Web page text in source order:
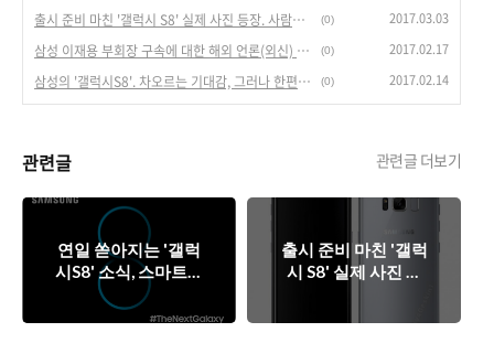
출시 준비 마친 '갤럭시 S8' 실제 사진 등장. 사람들의 마음을 붙잡아 둘까? (0) 2017.03.03
삼성 이재용 부회장 구속에 대한 해외 언론(외신) 반응/평가. 스마트폰 시장에 영향? (0) 2017.02.17
삼성의 '갤럭시S8'. 차오르는 기대감, 그러나 한편으론 아쉬움. (0) 2017.02.14
관련글 관련글 더보기
연일 쏟아지는 '갤럭
시S8' 소식, 스마트폰
시장은 지금 '갤S8'를
기다리나?
출시 준비 마친 '갤럭
시 S8' 실제 사진 등